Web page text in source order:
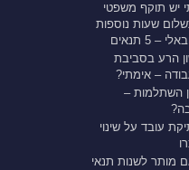
יש תוקף משפטי
שעות נוספות
– 5 תנאים
הרע בסביבת
– אימתי?
השתלמות –
עובד על שינוי
מותר לשנות תנאי